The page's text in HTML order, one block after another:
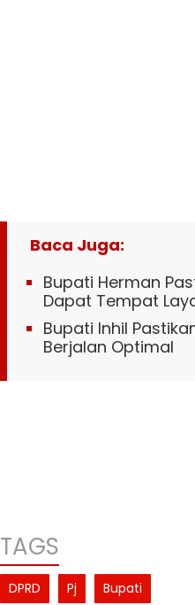
Baca Juga:
Bupati Herman
Dapat Tempat
Bupati Inhil
Berjalan Optimal
TAGS
DPRD Pj Bupati